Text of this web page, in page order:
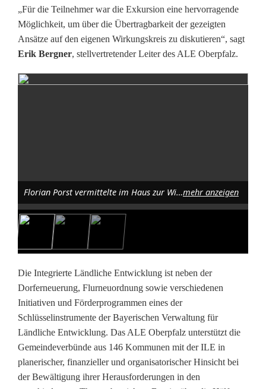
o
n
a
r
s
c
h
e
n
r
e
u
„Für die Teilnehmer war die Exkursion eine hervorragende
Möglichkeit, um über die Übertragbarkeit der gezeigten
Ansätze auf den eigenen Wirkungskreis zu diskutieren“, sagt
Erik Bergner, stellvertretender Leiter des ALE Oberpfalz.
Florian Porst vermittelte im Haus zur Wildnis in Lindberg praxisnahe Impulse für den Umgang mit Besucherströmen und die Balance zwischen Schutz und Nutzung der Natur. Foto: David Rießmehr anzeigen
Die Integrierte Ländliche Entwicklung ist neben der
Dorferneuerung, Flurneuordnung sowie verschiedenen
Initiativen und Förderprogrammen eines der
Schlüsselinstrumente der Bayerischen Verwaltung für
Ländliche Entwicklung. Das ALE Oberpfalz unterstützt die
Gemeindeverbünde aus 146 Kommunen mit der ILE in
planerischer, finanzieller und organisatorischer Hinsicht bei
der Bewältigung ihrer Herausforderungen in den